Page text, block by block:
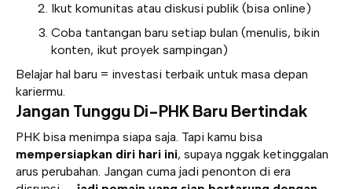
Ikut komunitas atau diskusi publik (bisa online)
Coba tantangan baru setiap bulan (menulis, bikin
konten, ikut proyek sampingan)
Belajar hal baru = investasi terbaik untuk masa depan
kariermu.
Jangan Tunggu Di-PHK Baru Bertindak
PHK bisa menimpa siapa saja. Tapi kamu bisa
mempersiapkan diri hari ini, supaya nggak ketinggalan
arus perubahan. Jangan cuma jadi penonton di era